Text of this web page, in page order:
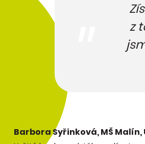
z
Barbora Syřinková, MŠ Malín,